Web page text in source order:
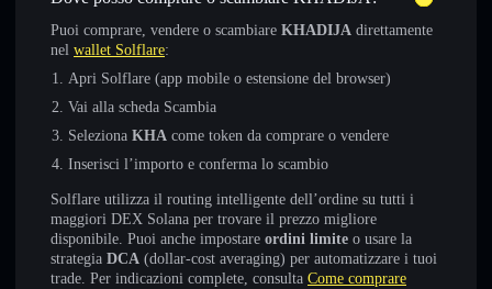
Puoi comprare, vendere o scambiare KHADIJA direttamente
nel wallet Solflare:
Apri Solflare (app mobile o estensione del browser)
Vai alla scheda Scambia
Seleziona KHA come token da comprare o vendere
Inserisci l’importo e conferma lo scambio
Solflare utilizza il routing intelligente dell’ordine su tutti i
maggiori DEX Solana per trovare il prezzo migliore
disponibile. Puoi anche impostare ordini limite o usare la
strategia DCA (dollar-cost averaging) per automatizzare i tuoi
trade. Per indicazioni complete, consulta Come comprare